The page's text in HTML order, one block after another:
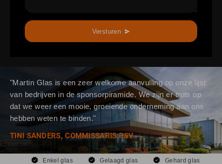
Versturen
"Martin Glas is een zeer welkome aanvulling op onze lijst
van bedrijven in de sponsorpiramide. We zijn er trots op
dat we weer een mooie, groeiende onderneming aan ons
hebben weten te binden."
TINI SANDERS, COMMISSARIS PSV
Enkel glas Gelaagd glas
Gehard glas